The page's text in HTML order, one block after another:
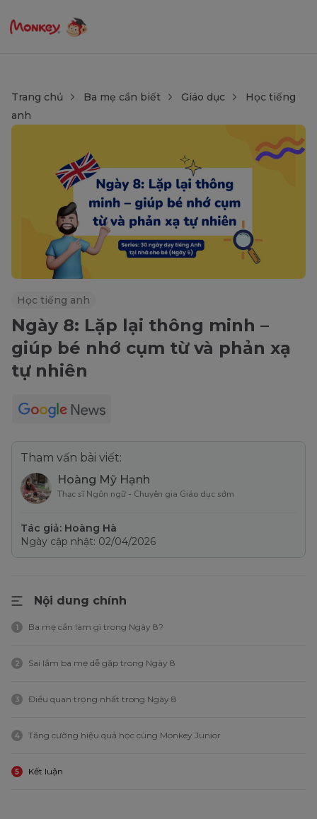
Trang chủ Ba mẹ cần biết Giáo dục
Học tiếng
anh
Học tiếng anh
Ngày 8: Lặp lại thông minh –
giúp bé nhớ cụm từ và phản xạ
tự nhiên
Tham vấn bài viết:
Hoàng Mỹ Hạnh
Thạc sĩ Ngôn ngữ - Chuyên gia Giáo dục sớm
Tác giả: Hoàng Hà
Ngày cập nhật: 02/04/2026
Nội dung chính
1 Ba mẹ cần làm gì trong Ngày 8?
2 Sai lầm ba mẹ dễ gặp trong Ngày 8
3 Điều quan trọng nhất trong Ngày 8
4 Tăng cường hiệu quả học cùng Monkey Junior
5 Kết luận